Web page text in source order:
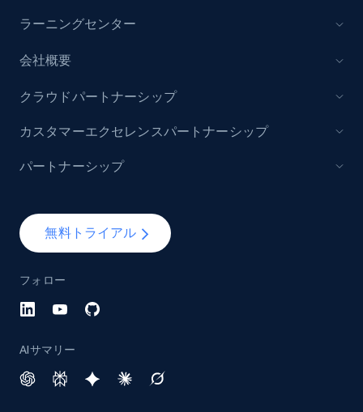
Lazada - Products - Discover products by
URL, Title, Rating, Reviews, Initial price, Final
Lazada - Products - Discover products by
URL, Title, Rating, Reviews, Initial price, Final
988+ 160+
ラーニングセンター
会社概要
無料トライアル
フォロー
AIサマリー
クラウドパートナーシップ
カスタマーエクセレンスパートナーシップ
パートナーシップ